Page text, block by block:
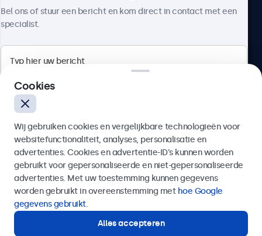
4.8/5 door 5000+ bedrijven
Nederlands
Bel ons of stuur een bericht en kom direct in contact met een
specialist.
Verzenden
Of bel ons op
Hulp of advies nodig?
Cookies
Wij gebruiken cookies en vergelijkbare technologieën voor
websitefunctionaliteit, analyses, personalisatie en
advertenties. Cookies en advertentie-ID’s kunnen worden
gebruikt voor gepersonaliseerde en niet-gepersonaliseerde
advertenties. Met uw toestemming kunnen gegevens
worden gebruikt in overeenstemming met hoe Google
gegevens gebruikt.
Alles accepteren